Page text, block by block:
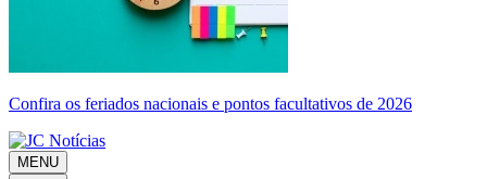
Confira os feriados nacionais e pontos facultativos de 2026
MENU